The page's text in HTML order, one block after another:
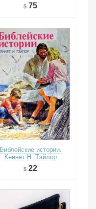
75
Библейские истории.
Кеннет Н. Тэйлор
22